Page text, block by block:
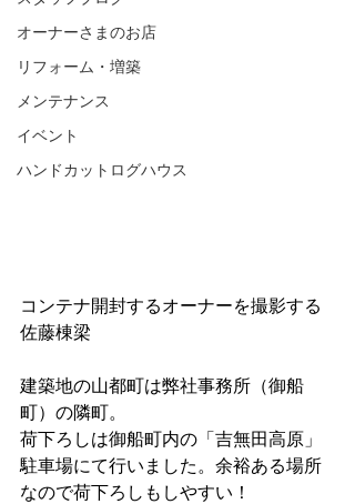
オーナーさまのお店
リフォーム・増築
メンテナンス
イベント
ハンドカットログハウス
コンテナ開封するオーナーを撮影する
佐藤棟梁
建築地の山都町は弊社事務所（御船
町）の隣町。
荷下ろしは御船町内の「吉無田高原」
駐車場にて行いました。余裕ある場所
なので荷下ろしもしやすい！